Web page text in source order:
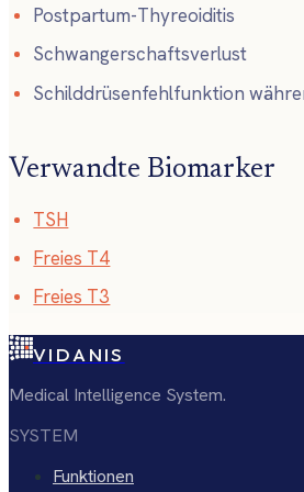
Postpartum-Thyreoiditis
Schwangerschaftsverlust
Schilddrüsenfehlfunktion
Verwandte Biomarker
TSH
Freies T4
Freies T3
VIDANIS
Medical Intelligence System.
SYSTEM
Funktionen